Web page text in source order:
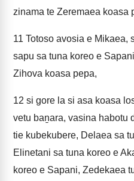
zinama te Zeremaea koasa
11 Totoso avosia e Mikaea,
sapu sa tuna koreo e
Zihova koasa pepa,
12 si gore la si asa koasa
vetu baṉara, vasina habotu
tie kubekubere, Delaea sa
Elinetani sa tuna koreo e
koreo e Sapani, Zedekaea